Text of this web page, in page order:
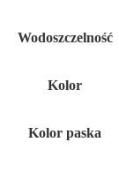
Wodoszczelność
Kolor
Kolor paska